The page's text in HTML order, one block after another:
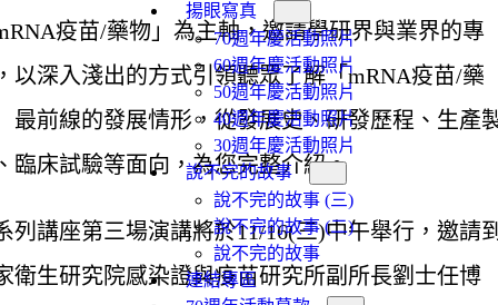
揚眼寫真
70週年慶活動照片
60週年慶活動照片
50週年慶活動照片
40週年慶活動照片
30週年慶活動照片
說不完的故事
說不完的故事 (三)
說不完的故事 (二)
說不完的故事
連結專區
疫苗/藥物」為主軸，邀請學研界與業界的專
以深入淺出的方式引領聽眾了解「mRNA疫苗/藥
最前線的發展情形，從發展史、研發歷程、生產
臨床試驗等面向，為您完整介紹。
列講座第三場演講將於11/16(三)中午舉行，邀請
衛生研究院感染證與疫苗研究所副所長劉士任博